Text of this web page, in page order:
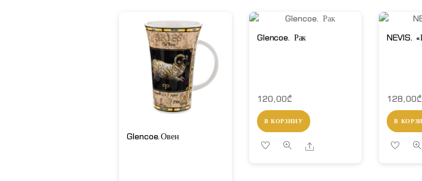
Glencoe.Овен
Glencoe. Рак
120,00₾
В КОРЗИНУ
Share
NEVIS.
128,00₾
В